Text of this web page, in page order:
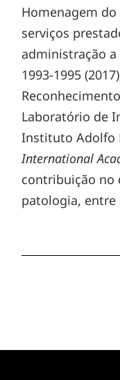
Homenagem do
serviços
administração
1993-1995
Laboratório de
Instituto Adolfo
International
contribuição no
patologia,